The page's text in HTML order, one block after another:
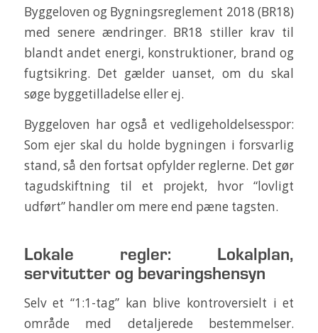
Byggeloven og Bygningsreglement 2018 (BR18)
med senere ændringer. BR18 stiller krav til
blandt andet energi, konstruktioner, brand og
fugtsikring. Det gælder uanset, om du skal
søge byggetilladelse eller ej.
Byggeloven har også et vedligeholdelsesspor:
Som ejer skal du holde bygningen i forsvarlig
stand, så den fortsat opfylder reglerne. Det gør
tagudskiftning til et projekt, hvor “lovligt
udført” handler om mere end pæne tagsten.
Lokale regler: Lokalplan,
servitutter og bevaringshensyn
Selv et “1:1-tag” kan blive kontroversielt i et
område med detaljerede bestemmelser.